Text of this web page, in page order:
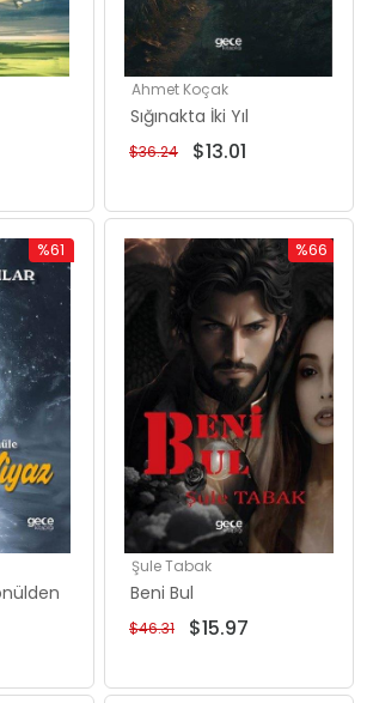
Ahmet Koçak
Sığınakta İki Yıl
$13.01
$36.24
%61
Rabatt
%61Rabatt
Şule Tabak
Beni Bul
$15.97
$46.31
%66
Rabatt